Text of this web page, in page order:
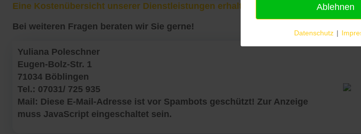
Eine Kostenübersicht unserer Dienstleistungen erhalten Sie hier.
Bei weiteren Fragen beraten wir Sie gerne!
Yuliana Poleschner
Eugen-Bolz-Str. 1
71034 Böblingen
Tel.: 07031/ 725 935
Mail: Diese E-Mail-Adresse ist vor Spambots geschützt! Zur Anzeige
muss JavaScript eingeschaltet sein.
Ablehnen
Datenschutz |